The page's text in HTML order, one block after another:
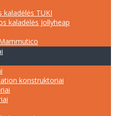
kaladėlės TUKI
kaladėlės Jollyheap
konstruktoriai